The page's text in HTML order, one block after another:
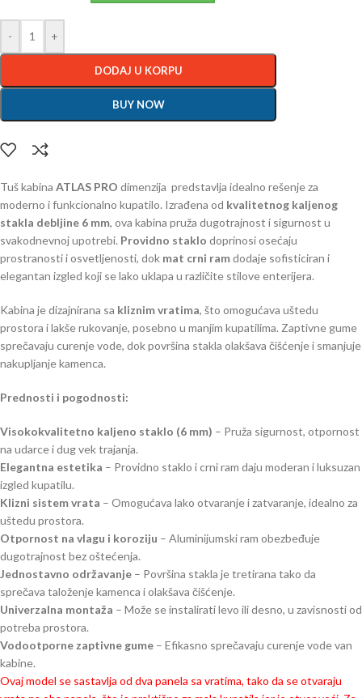
- +
DODAJ U KORPU
BUY NOW
Tuš kabina ATLAS PRO dimenzija predstavlja idealno rešenje za
moderno i funkcionalno kupatilo. Izrađena od kvalitetnog kaljenog
stakla debljine 6 mm, ova kabina pruža dugotrajnost i sigurnost u
svakodnevnoj upotrebi. Providno staklo doprinosi osećaju
prostranosti i osvetljenosti, dok mat crni ramdodaje sofisticiran i
elegantan izgled koji se lako uklapa u različite stilove enterijera.
Kabina je dizajnirana sa kliznim vratima, što omogućava uštedu
prostora i lakše rukovanje, posebno u manjim kupatilima. Zaptivne gume
sprečavaju curenje vode, dok površina stakla olakšava čišćenje i smanjuje
nakupljanje kamenca.
Prednosti i pogodnosti:
Visokokvalitetno kaljeno staklo (6 mm) – Pruža sigurnost, otpornost
na udarce i dug vek trajanja.
Elegantna estetika – Providno staklo i crni ram daju moderan i luksuzan
izgled kupatilu.
Klizni sistem vrata – Omogućava lako otvaranje i zatvaranje, idealno za
uštedu prostora.
Otpornost na vlagu i koroziju – Aluminijumski ram obezbeđuje
dugotrajnost bez oštećenja.
Jednostavno održavanje – Površina stakla je tretirana tako da
sprečava taloženje kamenca i olakšava čišćenje.
Univerzalna montaža – Može se instalirati levo ili desno, u zavisnosti od
potreba prostora.
Vodootporne zaptivne gume – Efikasno sprečavaju curenje vode van
kabine.
Ovaj model se sastavlja od dva panela sa vratima, tako da se otvaraju